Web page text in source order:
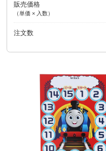
販売価格
（単価 × 入数）
注文数